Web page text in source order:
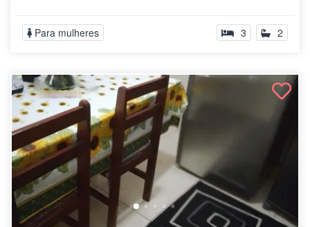
Para mulheres 3 2